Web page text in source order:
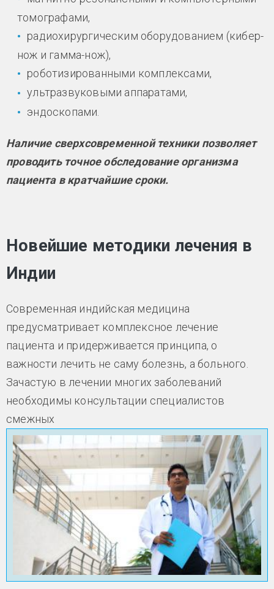
томографами,
радиохирургическим оборудованием (кибер-
нож и гамма-нож),
роботизированными комплексами,
ультразвуковыми аппаратами,
эндоскопами.
Наличие сверхсовременной техники позволяет
проводить точное обследование организма
пациента в кратчайшие сроки.
Новейшие методики лечения в
Индии
Современная индийская медицина
предусматривает комплексное лечение
пациента и придерживается принципа, о
важности лечить не саму болезнь, а больного.
Зачастую в лечении многих заболеваний
необходимы консультации специалистов
смежных